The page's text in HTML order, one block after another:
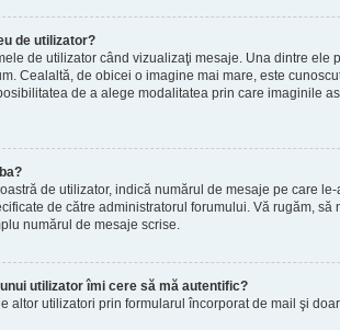
de utilizator?
de utilizator când vizualizaţi mesaje. Una dintre
Cealaltă, de obicei o imagine mai mare, este
de a alege modalitatea prin care imaginile
de utilizator, indică numărul de mesaje pe care
de către administratorul forumului. Vă rugăm,
numărul de mesaje scrise.
utilizator îmi cere să mă autentific?
altor utilizatori prin formularul încorporat de mail şi